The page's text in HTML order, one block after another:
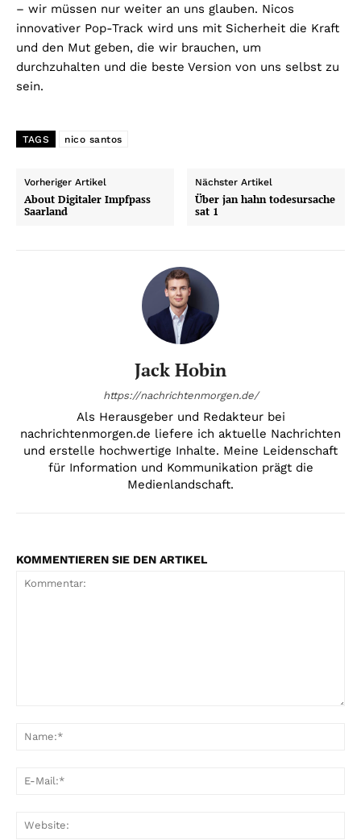
– wir müssen nur weiter an uns glauben. Nicos
innovativer Pop-Track wird uns mit Sicherheit die Kraft
und den Mut geben, die wir brauchen, um
durchzuhalten und die beste Version von uns selbst zu
sein.
TAGS nico santos
Vorheriger Artikel
About Digitaler Impfpass
Saarland
Nächster Artikel
Über jan hahn todesursache
sat 1
Jack Hobin
https://nachrichtenmorgen.de/
Als Herausgeber und Redakteur bei
nachrichtenmorgen.de liefere ich aktuelle Nachrichten
und erstelle hochwertige Inhalte. Meine Leidenschaft
für Information und Kommunikation prägt die
Medienlandschaft.
KOMMENTIEREN SIE DEN ARTIKEL